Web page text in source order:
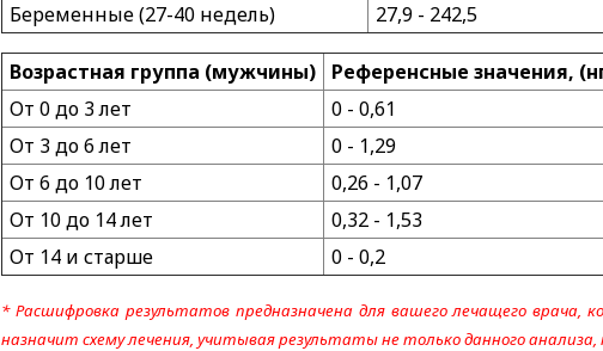
Беременные (27-40 недель)
27,9 - 242,5
Возрастная группа (мужчины)
Референсные значения,
От 0 до 3 лет
0 - 0,61
От 3 до 6 лет
0 - 1,29
От 6 до 10 лет
0,26 - 1,07
От 10 до 14 лет
0,32 - 1,53
От 14 и старше
0 - 0,2
* Расшифровка результатов предназначена для вашего лечащего врача,
назначит схему лечения, учитывая результаты не только данного анализа,